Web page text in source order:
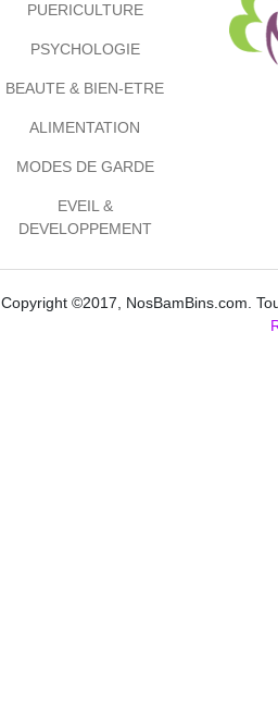
PUERICULTURE
PSYCHOLOGIE
BEAUTE & BIEN-ETRE
ALIMENTATION
MODES DE GARDE
EVEIL &
DEVELOPPEMENT
Copyright ©2017, NosBamBins.com.